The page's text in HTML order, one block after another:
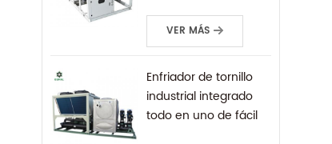
fábrica para
refrigeración industrial
VER MÁS
Enfriador de tornillo
industrial integrado
todo en uno de fácil